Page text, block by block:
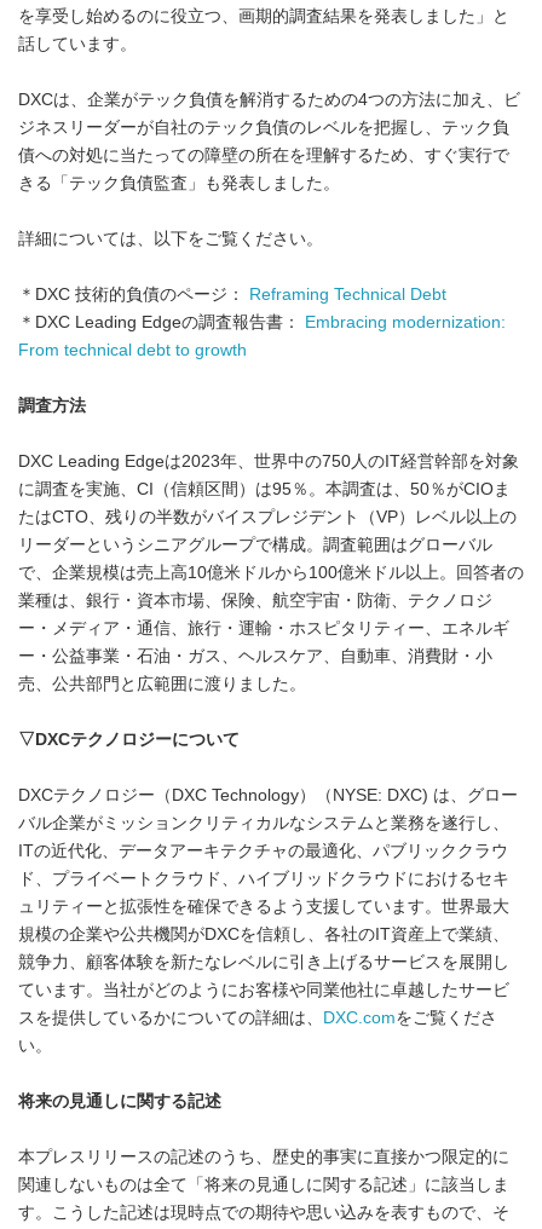
を享受し始めるのに役立つ、画期的調査結果を発表しました」と
話しています。
DXCは、企業がテック負債を解消するための4つの方法に加え、ビ
ジネスリーダーが自社のテック負債のレベルを把握し、テック負
債への対処に当たっての障壁の所在を理解するため、すぐ実行で
きる「テック負債監査」も発表しました。
詳細については、以下をご覧ください。
＊DXC 技術的負債のページ：
Reframing Technical Debt
＊DXC Leading Edgeの調査報告書：
Embracing modernization:
From technical debt to growth
調査方法
DXC Leading Edgeは2023年、世界中の750人のIT経営幹部を対象
に調査を実施、CI（信頼区間）は95％。本調査は、50％がCIOま
たはCTO、残りの半数がバイスプレジデント（VP）レベル以上の
リーダーというシニアグループで構成。調査範囲はグローバル
で、企業規模は売上高10億米ドルから100億米ドル以上。回答者の
業種は、銀行・資本市場、保険、航空宇宙・防衛、テクノロジ
ー・メディア・通信、旅行・運輸・ホスピタリティー、エネルギ
ー・公益事業・石油・ガス、ヘルスケア、自動車、消費財・小
売、公共部門と広範囲に渡りました。
▽ DXCテクノロジーについて
DXCテクノロジー（DXC Technology）（NYSE: DXC) は、グロー
バル企業がミッションクリティカルなシステムと業務を遂行し、
ITの近代化、データアーキテクチャの最適化、パブリッククラウ
ド、プライベートクラウド、ハイブリッドクラウドにおけるセキ
ュリティーと拡張性を確保できるよう支援しています。世界最大
規模の企業や公共機関がDXCを信頼し、各社のIT資産上で業績、
競争力、顧客体験を新たなレベルに引き上げるサービスを展開し
ています。当社がどのようにお客様や同業他社に卓越したサービ
スを提供しているかについての詳細は、
DXC.comをご覧くださ
い。
将来の見通しに関する記述
本プレスリリースの記述のうち、歴史的事実に直接かつ限定的に
関連しないものは全て「将来の見通しに関する記述」に該当しま
す。こうした記述は現時点での期待や思い込みを表すもので、そ